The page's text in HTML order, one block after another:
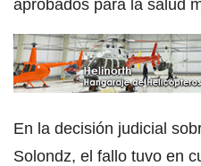
aprobados para la salud
En la decisión judicial
Solondz, el fallo tuvo en